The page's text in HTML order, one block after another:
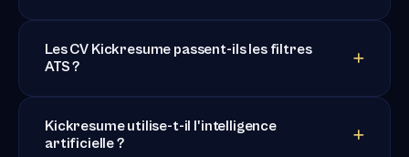
Les CV Kickresume passent-ils les filtres
ATS ?
Kickresume utilise-t-il l'intelligence
artificielle ?